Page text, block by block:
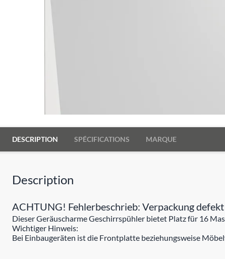
DESCRIPTION SPÉCIFICATIONS MARQUE
Description
ACHTUNG! Fehlerbeschrieb: Verpackung
Dieser Geräuscharme Geschirrspühler bietet Platz für 16
Wichtiger Hinweis:
Bei Einbaugeräten ist die Frontplatte beziehungsweise